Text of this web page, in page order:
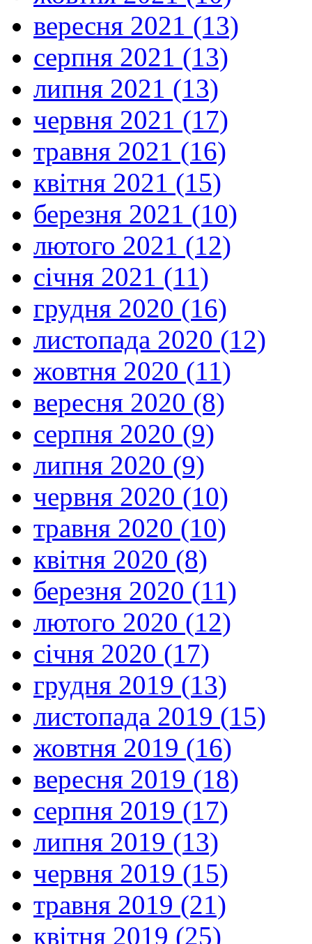
вересня 2021 (13)
серпня 2021 (13)
липня 2021 (13)
червня 2021 (17)
травня 2021 (16)
квітня 2021 (15)
березня 2021 (10)
лютого 2021 (12)
січня 2021 (11)
грудня 2020 (16)
листопада 2020 (12)
жовтня 2020 (11)
вересня 2020 (8)
серпня 2020 (9)
липня 2020 (9)
червня 2020 (10)
травня 2020 (10)
квітня 2020 (8)
березня 2020 (11)
лютого 2020 (12)
січня 2020 (17)
грудня 2019 (13)
листопада 2019 (15)
жовтня 2019 (16)
вересня 2019 (18)
серпня 2019 (17)
липня 2019 (13)
червня 2019 (15)
травня 2019 (21)
квітня 2019 (25)